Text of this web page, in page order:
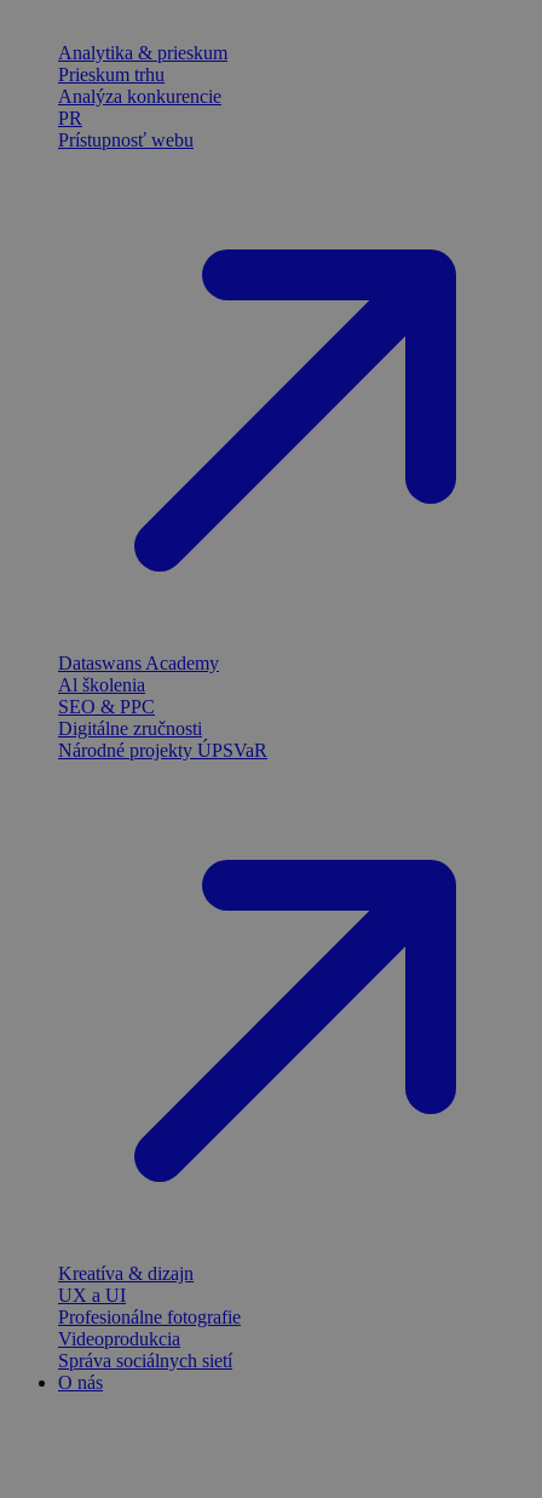
Analytika & prieskum
Prieskum trhu
Analýza konkurencie
PR
Prístupnosť webu
Dataswans Academy
Al školenia
SEO & PPC
Digitálne zručnosti
Národné projekty ÚPSVaR
Kreatíva & dizajn
UX a UI
Profesionálne fotografie
Videoprodukcia
Správa sociálnych sietí
O nás